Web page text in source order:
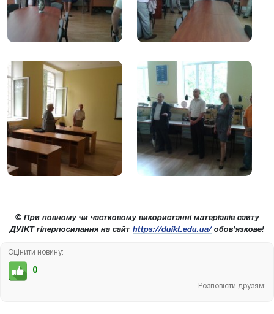
© При повному чи частковому використанні матеріалів сайту
ДУІКТ гіперпосилання на сайт https://duikt.edu.ua/обов'язкове!
Оцінити новину:
0
Розповісти друзям: